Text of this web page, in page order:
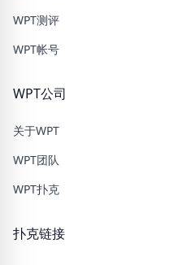
WPT测评
WPT帐号
WPT公司
关于WPT
WPT团队
WPT扑克
扑克链接